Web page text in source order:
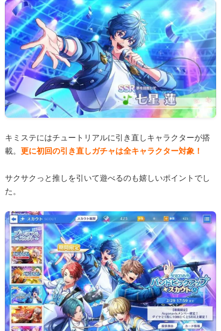
キミステにはチュートリアルに引き直しキャラクターが搭
載。
更に初回の引き直しガチャは全キャラクター対象！
サクサクっと推しを引いて遊べるのも嬉しいポイントでし
た。